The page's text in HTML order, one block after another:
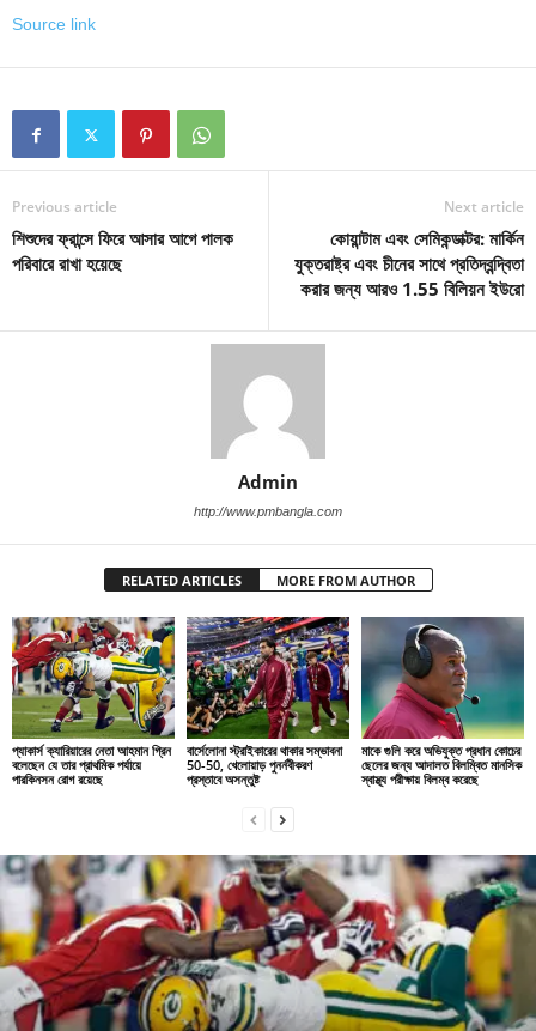
Source link
Previous article
শিশুদের ফ্রান্সে ফিরে আসার আগে পালক
পরিবারে রাখা হয়েছে
Next article
কোয়ান্টাম এবং সেমিকন্ডাক্টর: মার্কিন
যুক্তরাষ্ট্র এবং চীনের সাথে প্রতিদ্বন্দ্বিতা
করার জন্য আরও 1.55 বিলিয়ন ইউরো
Admin
http://www.pmbangla.com
RELATED ARTICLES MORE FROM AUTHOR
প্যাকার্স ক্যারিয়ারের নেতা আহমান গ্রিন
বলেছেন যে তার প্রাথমিক পর্যায়ে
পারকিনসন রোগ রয়েছে
বার্সেলোনা স্ট্রাইকারের থাকার সম্ভাবনা
50-50, খেলোয়াড় পুনর্নবীকরণ
প্রস্তাবে অসন্তুষ্ট
মাকে গুলি করে অভিযুক্ত প্রধান কোচের
ছেলের জন্য আদালত বিলম্বিত মানসিক
স্বাস্থ্য পরীক্ষায় বিলম্ব করেছে